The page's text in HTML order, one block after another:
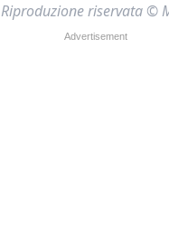
Riproduzione riservata ©